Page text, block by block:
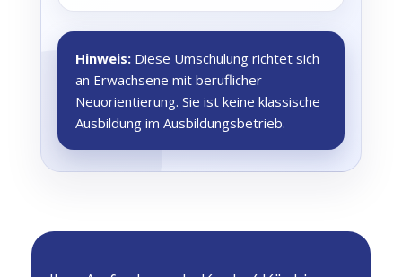
Hinweis: Diese Umschulung richtet sich
an Erwachsene mit beruflicher
Neuorientierung. Sie ist keine klassische
Ausbildung im Ausbildungsbetrieb.